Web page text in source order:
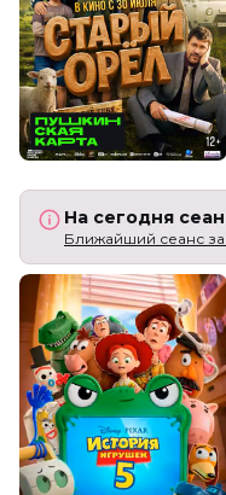
На сегодня
Ближайший сеанс